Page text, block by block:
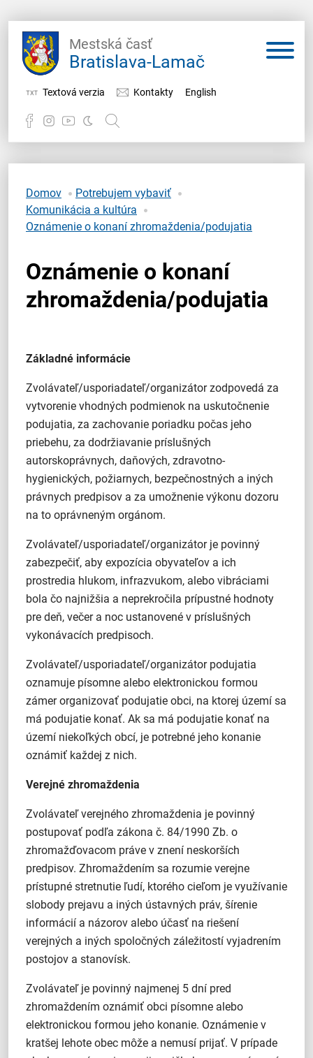
Mestská časť
Bratislava-Lamač
Textová verzia Kontakty English
Samospráva
Miestny úrad
Domov
Potrebujem vybaviť
Komunikácia a kultúra
Oznámenie o konaní zhromaždenia/podujatia
Oznámenie o konaní
zhromaždenia/podujatia
Základné informácie
Zvolávateľ/usporiadateľ/organizátor zodpovedá za
vytvorenie vhodných podmienok na uskutočnenie
podujatia, za zachovanie poriadku počas jeho
priebehu, za dodržiavanie príslušných
autorskoprávnych, daňových, zdravotno-
hygienických, požiarnych, bezpečnostných a iných
právnych predpisov a za umožnenie výkonu dozoru
na to oprávneným orgánom.
Zvolávateľ/usporiadateľ/organizátor je povinný
zabezpečiť, aby expozícia obyvateľov a ich
prostredia hlukom, infrazvukom, alebo vibráciami
bola čo najnižšia a neprekročila prípustné hodnoty
pre deň, večer a noc ustanovené v príslušných
vykonávacích predpisoch.
Zvolávateľ/usporiadateľ/organizátor podujatia
oznamuje písomne alebo elektronickou formou
zámer organizovať podujatie obci, na ktorej území sa
má podujatie konať. Ak sa má podujatie konať na
území niekoľkých obcí, je potrebné jeho konanie
oznámiť každej z nich.
Verejné zhromaždenia
Zvolávateľ verejného zhromaždenia je povinný
postupovať podľa zákona č. 84/1990 Zb. o
zhromažďovacom práve v znení neskorších
predpisov. Zhromaždením sa rozumie verejne
prístupné stretnutie ľudí, ktorého cieľom je využívanie
slobody prejavu a iných ústavných práv, šírenie
informácií a názorov alebo účasť na riešení
verejných a iných spoločných záležitostí vyjadrením
postojov a stanovísk.
Zvolávateľ je povinný najmenej 5 dní pred
zhromaždením oznámiť obci písomne alebo
elektronickou formou jeho konanie. Oznámenie v
kratšej lehote obec môže a nemusí prijať. V prípade